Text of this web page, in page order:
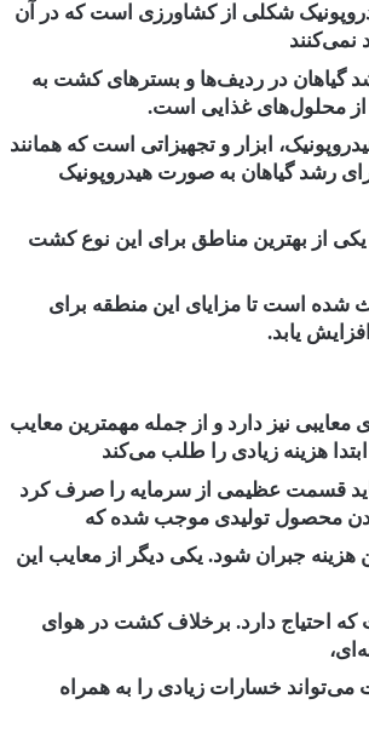
شکلی از کشاورزی است که در آن
نمی‌کنند
گیاهان در ردیف‌ها و بستر‌های کشت به
از محلول‌های غذایی است.
ابزار و تجهیزاتی است که همانند
رشد گیاهان به صورت هیدروپونیک
از بهترین مناطق برای این نوع کشت
شده است تا مزایای این منطقه برای
یابد.
معایبی نیز دارد و از جمله مهمترین معایب
هزینه زیادی را طلب می‌کند
قسمت عظیمی از سرمایه را صرف کرد
محصول تولیدی موجب شده که
جبران شود. یکی دیگر از معایب این
احتیاج دارد. برخلاف کشت در هوای
خسارات زیادی را به همراه